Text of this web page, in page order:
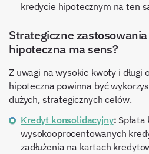
kredycie hipotecznym na ten
Strategiczne
hipoteczna ma sens?
Z uwagi na wysokie kwoty i długi
hipoteczna powinna być
dużych, strategicznych celów.
Kredyt konsolidacyjny: Spłata
wysokooprocentowanych
zadłużenia na kartach